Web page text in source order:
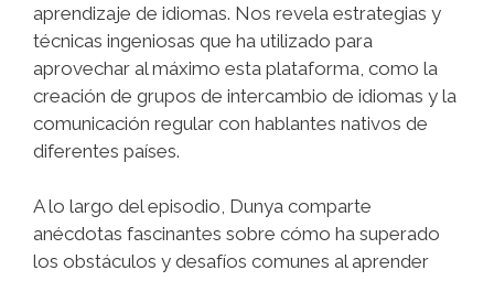
aprendizaje de idiomas. Nos revela estrategias y
técnicas ingeniosas que ha utilizado para
aprovechar al máximo esta plataforma, como la
creación de grupos de intercambio de idiomas y la
comunicación regular con hablantes nativos de
diferentes países.
A lo largo del episodio, Dunya comparte
anécdotas fascinantes sobre cómo ha superado
los obstáculos y desafíos comunes al aprender